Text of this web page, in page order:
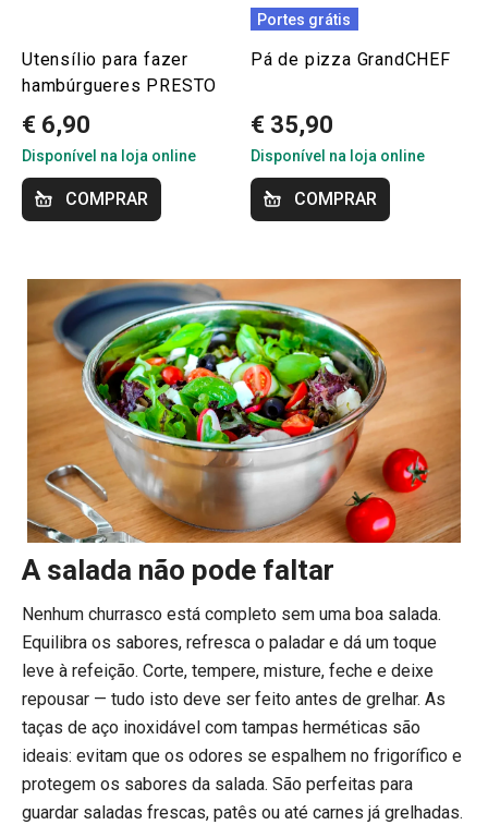
Utensílio para fazer
hambúrgueres PRESTO
€ 6,90
Disponível na loja online
COMPRAR
Portes grátis
Pá de pizza GrandCHEF
€ 35,90
Disponível na loja online
COMPRAR
A salada não pode faltar
Nenhum churrasco está completo sem uma boa salada.
Equilibra os sabores, refresca o paladar e dá um toque
leve à refeição. Corte, tempere, misture, feche e deixe
repousar — tudo isto deve ser feito antes de grelhar. As
taças de aço inoxidável com tampas herméticas são
ideais: evitam que os odores se espalhem no frigorífico e
protegem os sabores da salada. São perfeitas para
guardar saladas frescas, patês ou até carnes já grelhadas.